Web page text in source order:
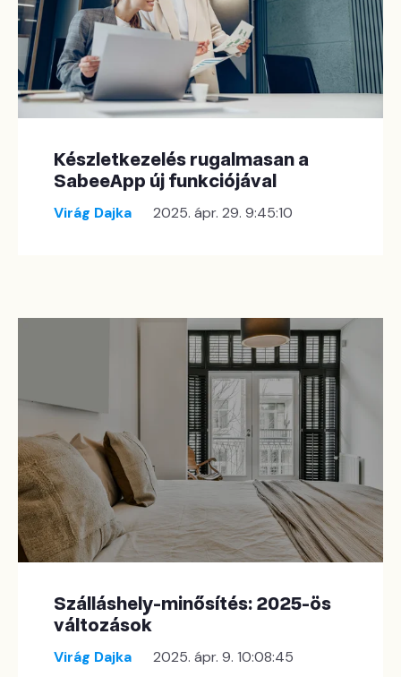
Készletkezelés rugalmasan a
SabeeApp új funkciójával
Virág Dajka 2025. ápr. 29. 9:45:10
Szálláshely-minősítés: 2025-ös
változások
Virág Dajka 2025. ápr. 9. 10:08:45